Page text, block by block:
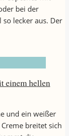
bei der
so lecker aus. Der
einem hellen
und ein weißer
breitet sich